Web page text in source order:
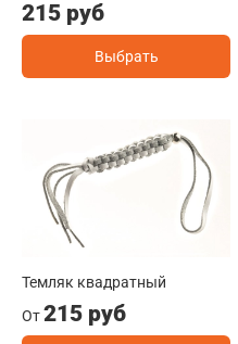
215 руб
Выбрать
Темляк квадратный
От215 руб